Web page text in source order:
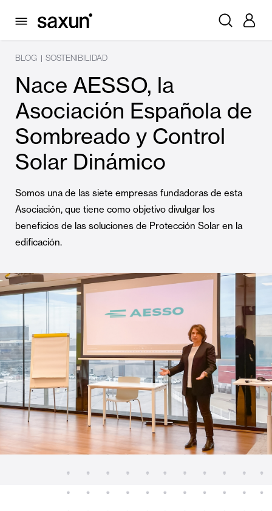
BLOG | SOSTENIBILIDAD
Nace AESSO, la
Asociación Española de
Sombreado y Control
Solar Dinámico
Somos una de las siete empresas fundadoras de esta
Asociación, que tiene como objetivo divulgar los
beneficios de las soluciones de Protección Solar en la
edificación.